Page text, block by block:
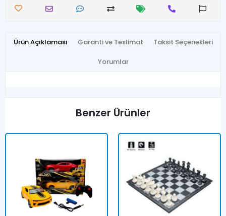
Ürün Açıklaması Garanti ve Teslimat Taksit Seçenekleri
Yorumlar
Benzer Ürünler